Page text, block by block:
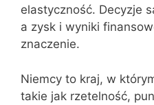
elastyczność. Decyzje
a zysk i wyniki
znaczenie.
Niemcy to kraj, w
takie jak rzetelność,